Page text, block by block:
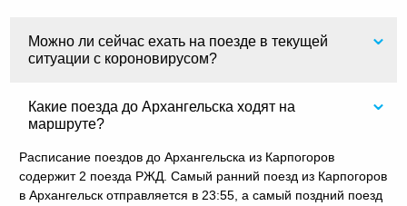
Можно ли сейчас ехать на поезде в текущей
ситуации с короновирусом?
Какие поезда до Архангельска ходят на
маршруте?
Расписание поездов до Архангельска из Карпогоров
содержит 2 поезда РЖД. Самый ранний поезд из Карпогоров
в Архангельск отправляется в 23:55, а самый поздний поезд